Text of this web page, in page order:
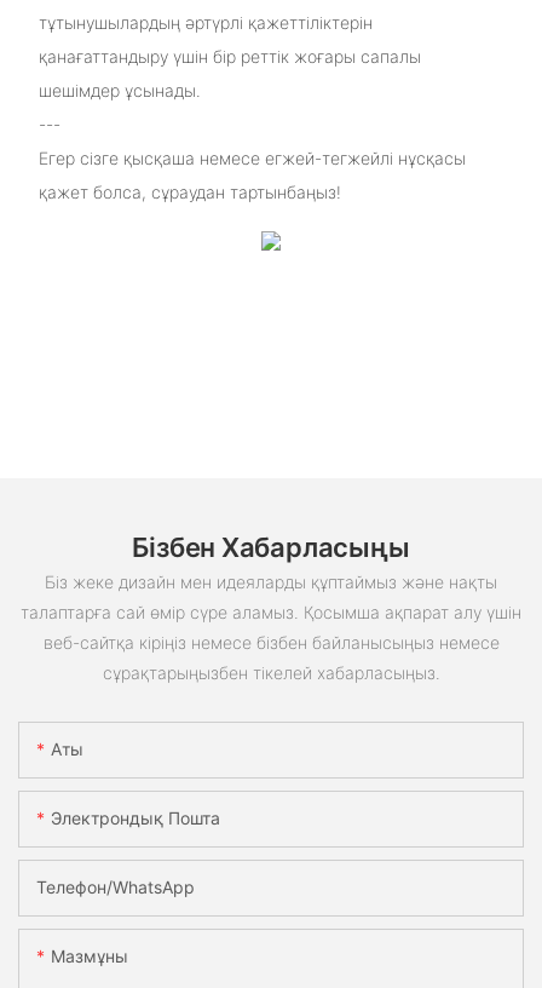
тұтынушылардың әртүрлі қажеттіліктерін
қанағаттандыру үшін бір реттік жоғары сапалы
шешімдер ұсынады.
---
Егер сізге қысқаша немесе егжей-тегжейлі нұсқасы
қажет болса, сұраудан тартынбаңыз!
Бізбен Хабарласыңы
Біз жеке дизайн мен идеяларды құптаймыз және нақты
талаптарға сай өмір сүре аламыз. Қосымша ақпарат алу үшін
веб-сайтқа кіріңіз немесе бізбен байланысыңыз немесе
сұрақтарыңызбен тікелей хабарласыңыз.
Аты
Электрондық Пошта
Телефон/whatsApp
Мазмұны